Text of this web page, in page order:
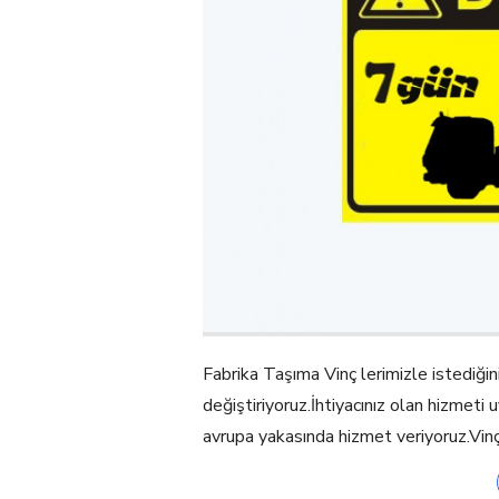
Fabrika Taşıma Vinç lerimizle
değiştiriyoruz.İhtiyacınız olan
avrupa yakasında hizmet